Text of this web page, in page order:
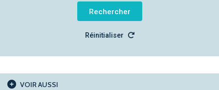
Réinitialiser
VOIR AUSSI